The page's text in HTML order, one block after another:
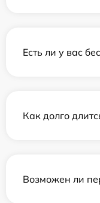
Есть ли у вас
Как долго
Возможен ли